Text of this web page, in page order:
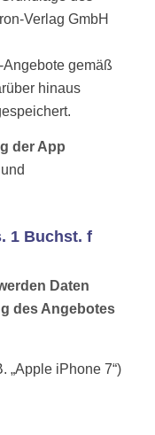
Verlag GmbH
gemäß
hinaus
der App
1 Buchst. f
Daten
des Angebotes
„Apple iPhone 7“)